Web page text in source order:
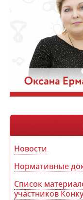
Новости
Нормативные
Список
участников